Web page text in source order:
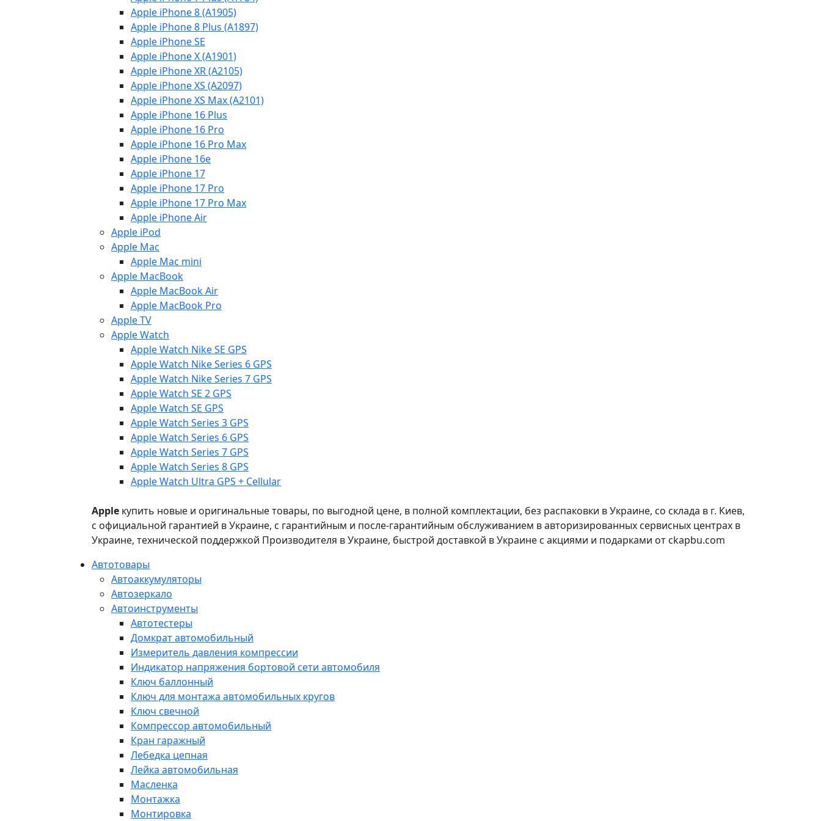
Apple iPhone 8 (A1905)
Apple iPhone 8 Plus (A1897)
Apple iPhone SE
Apple iPhone X (A1901)
Apple iPhone XR (A2105)
Apple iPhone XS (A2097)
Apple iPhone XS Max (A2101)
Apple iPhone 16 Plus
Apple iPhone 16 Pro
Apple iPhone 16 Pro Max
Apple iPhone 16e
Apple iPhone 17
Apple iPhone 17 Pro
Apple iPhone 17 Pro Max
Apple iPhone Air
Apple iPod
Apple Mac
Apple Mac mini
Apple MacBook
Apple MacBook Air
Apple MacBook Pro
Apple TV
Apple Watch
Apple Watch Nike SE GPS
Apple Watch Nike Series 6 GPS
Apple Watch Nike Series 7 GPS
Apple Watch SE 2 GPS
Apple Watch SE GPS
Apple Watch Series 3 GPS
Apple Watch Series 6 GPS
Apple Watch Series 7 GPS
Apple Watch Series 8 GPS
Apple Watch Ultra GPS + Cellular
Apple купить новые и оригинальные товары, по выгодной цене, в полной комплектации, без распаковки в Украине, со склада в г. Киев,
с официальной гарантией в Украине, с гарантийным и после-гарантийным обслуживанием в авторизированных сервисных центрах в
Украине, технической поддержкой Производителя в Украине, быстрой доставкой в Украине с акциями и подарками от ckapbu.com
Автотовары
Автоаккумуляторы
Автозеркало
Автоинструменты
Автотестеры
Домкрат автомобильный
Измеритель давления компрессии
Индикатор напряжения бортовой сети автомобиля
Ключ баллонный
Ключ для монтажа автомобильных кругов
Ключ свечной
Компрессор автомобильный
Кран гаражный
Лебедка цепная
Лейка автомобильная
Масленка
Монтажка
Монтировка